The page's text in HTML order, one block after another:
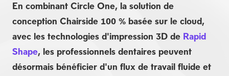
En combinant Circle One, la solution de
conception Chairside 100 % basée sur le cloud,
avec les technologies d'impression 3D de Rapid
Shape, les professionnels dentaires peuvent
désormais bénéficier d'un flux de travail fluide et